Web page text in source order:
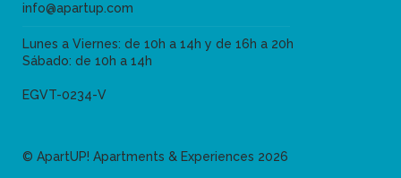
info@apartup.com
Lunes a Viernes: de 10h a 14h y de 16h a 20h
Sábado: de 10h a 14h
EGVT-0234-V
© ApartUP! Apartments & Experiences 2026